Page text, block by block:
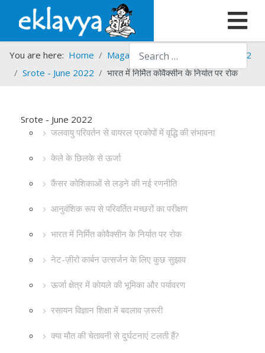
Search
You are here: Home Magazines Srote
Srote - 2022
Srote - June 2022
भारत में निर्मित कोवैक्सीन के निर्यात पर रोक
Srote - June 2022
जलवायु परिवर्तन से वायरल प्रकोपों में वृद्धि की संभावना
केले के छिलके से ऊर्जा
कैंसर कोशिकाओं से लड़ने की नई रणनीति
आनुवंशिक रूप से परिवर्तित मच्छरों का परीक्षण
भारत में निर्मित कोवैक्सीन के निर्यात पर रोक
नेट-ज़ीरो कार्बन उत्सर्जन के लिए कुछ सुझाव
ऊर्जा क्षेत्र में कोयले की भूमिका और पर्यावरण
रसायन विज्ञान शिक्षा में बदलाव ज़रूरी
क्या मौत की चेतावनी से दुर्घटनाएं टलती हैं?